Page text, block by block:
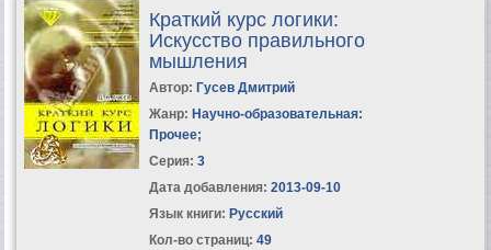
Краткий курс логики:
Искусство правильного
мышления
Автор: Гусев Дмитрий
Жанр: Научно-образовательная:
Прочее;
Серия: 3
Дата добавления: 2013-09-10
Язык книги: Русский
Кол-во страниц: 49